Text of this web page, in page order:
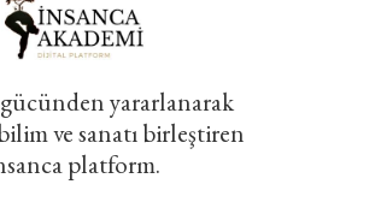
yararlanarak
ve sanatı birleştiren
platform.